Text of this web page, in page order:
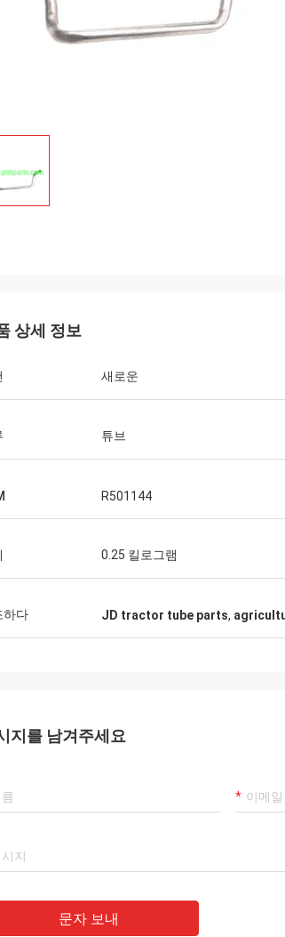
상세 정보
새로운
튜브
R501144
0.25 킬로그램
하다 JD tractor tube parts,
지를 남겨주세요
문자 보내